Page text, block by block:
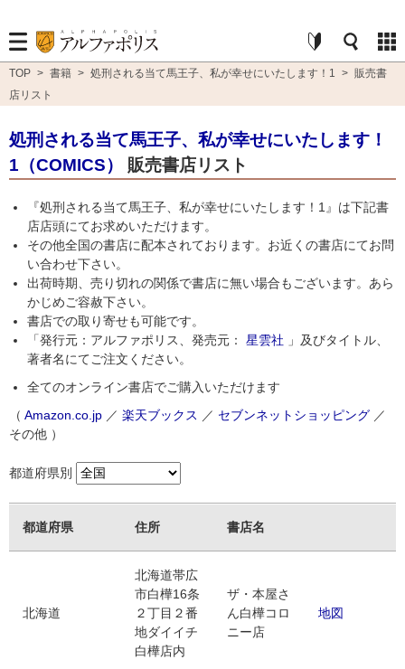
TOP > 書籍 > 処刑される当て馬王子、私が幸せにいたします！1 > 販売書
店リスト
処刑される当て馬王子、私が幸せにいたします！
1（COMICS）
販売書店リスト
『処刑される当て馬王子、私が幸せにいたします！1』は下記書
店店頭にてお求めいただけます。
その他全国の書店に配本されております。お近くの書店にてお問
い合わせ下さい。
出荷時期、売り切れの関係で書店に無い場合もございます。あら
かじめご容赦下さい。
書店での取り寄せも可能です。
「発行元：アルファポリス、発売元： 星雲社 」及びタイトル、
著者名にてご注文ください。
全てのオンライン書店でご購入いただけます
（ Amazon.co.jp ／ 楽天ブックス ／ セブンネットショッピング ／
その他 ）
都道府県別
都道府県 住所 書店名
北海道
北海道帯広
市白樺16条
２丁目２番
地ダイイチ
白樺店内
ザ・本屋さ
ん白樺コロ
ニー店
地図